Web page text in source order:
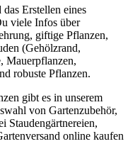
Erstellen eines
viele Infos über
giftige Pflanzen,
(Gehölzrand,
Mauerpflanzen,
robuste Pflanzen.
gibt es in unserem
von Gartenzubehör,
Staudengärtnereien,
online kaufen